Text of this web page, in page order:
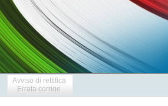
Avviso di rettifica
Errata corrige